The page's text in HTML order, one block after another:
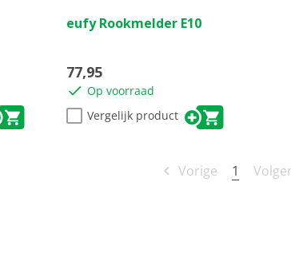
van
sterren.
eufy Rookmelder E10
77,95
Op voorraad
Vergelijk product
Vorige 1